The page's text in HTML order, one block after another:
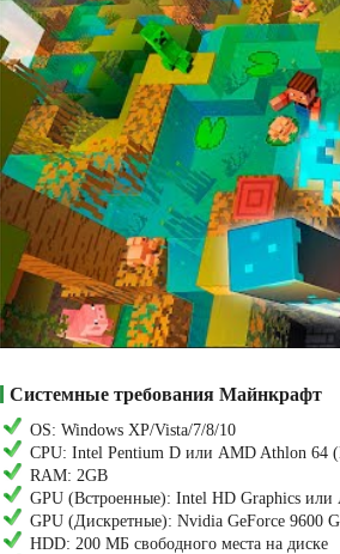
Системные требования Майнкрафт
OS: Windows XP/Vista/7/8/10
CPU: Intel Pentium D или AMD Athlon 64
RAM: 2GB
GPU (Встроенные): Intel HD Graphics или
GPU (Дискретные): Nvidia GeForce 9600
HDD: 200 МБ свободного места на диске